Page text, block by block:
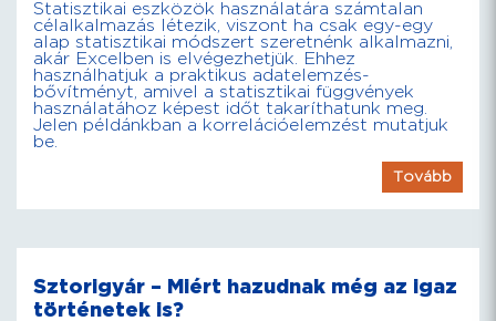
Statisztikai eszközök használatára számtalan
célalkalmazás létezik, viszont ha csak egy-egy
alap statisztikai módszert szeretnénk alkalmazni,
akár Excelben is elvégezhetjük. Ehhez
használhatjuk a praktikus adatelemzés-
bővítményt, amivel a statisztikai függvények
használatához képest időt takaríthatunk meg.
Jelen példánkban a korrelációelemzést mutatjuk
be.
Tovább
Sztorigyár – Miért hazudnak még az igaz
történetek is?